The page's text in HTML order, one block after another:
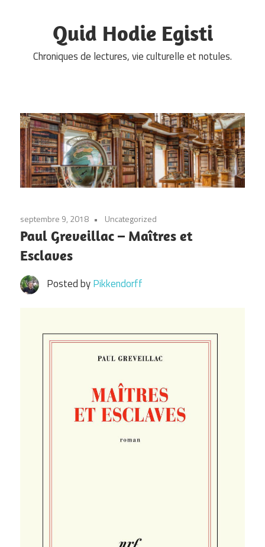
Quid Hodie Egisti
Chroniques de lectures, vie culturelle et notules.
septembre 9, 2018 Uncategorized
Paul Greveillac – Maîtres et
Esclaves
Posted byPikkendorff